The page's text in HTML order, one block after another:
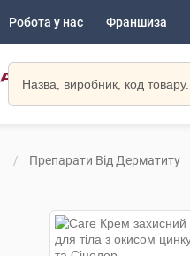
Робота у нас Франшиза
Препарати Від Дерматиту